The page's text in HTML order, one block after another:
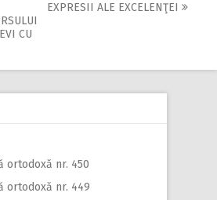
CU
EXPRESII ALE EXCELENŢEI
ortodoxă nr. 450
ortodoxă nr. 449